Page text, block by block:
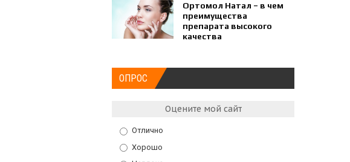
Ортомол Натал – в чем
преимущества
препарата высокого
качества
ОПРОС
Оцените мой сайт
Отлично
Хорошо